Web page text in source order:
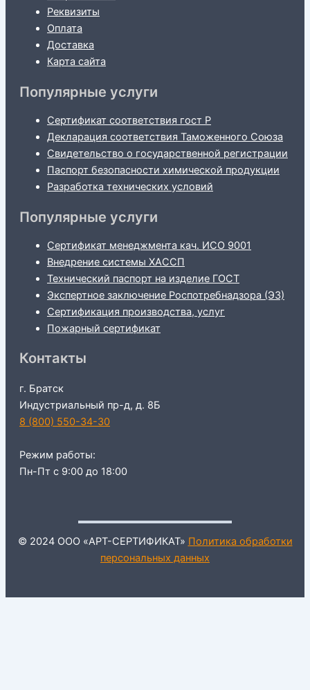
Реквизиты
Оплата
Доставка
Карта сайта
Популярные услуги
Сертификат соответствия гост Р
Декларация соответствия Таможенного Союза
Свидетельство о государственной регистрации
Паспорт безопасности химической продукции
Разработка технических условий
Популярные услуги
Сертификат менеджмента кач. ИСО 9001
Внедрение системы ХАССП
Технический паспорт на изделие ГОСТ
Экспертное заключение Роспотребнадзора (ЭЗ)
Сертификация производства, услуг
Пожарный сертификат
Контакты
г. Братск
Индустриальный пр-д, д. 8Б
8 (800) 550-34-30
Режим работы:
Пн-Пт с 9:00 до 18:00
© 2024 ООО «АРТ-СЕРТИФИКАТ» Политика обработки
персональных данных